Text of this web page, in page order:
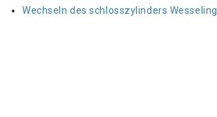
Wechseln des schlosszylinders Wesseling